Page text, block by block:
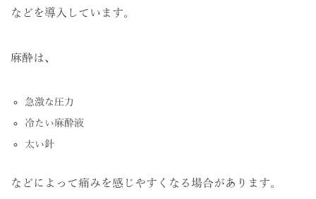
などを導入しています。
麻酔は、
急激な圧力
冷たい麻酔液
太い針
などによって痛みを感じやすくなる場合があります。